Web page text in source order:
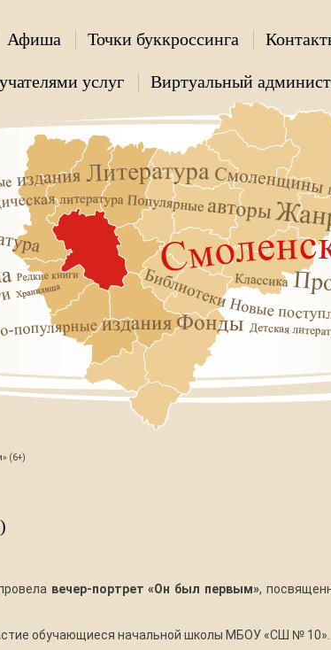
Афиша Точки буккроссинга
услуг Виртуальный
(6+)
вечер-портрет «Он был первым»,
обучающиеся начальной школы МБОУ «СШ № 10».